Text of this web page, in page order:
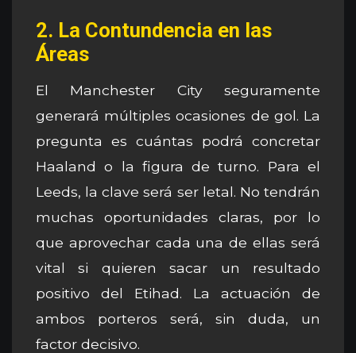
2. La Contundencia en las
Áreas
El Manchester City seguramente
generará múltiples ocasiones de gol. La
pregunta es cuántas podrá concretar
Haaland o la figura de turno. Para el
Leeds, la clave será ser letal. No tendrán
muchas oportunidades claras, por lo
que aprovechar cada una de ellas será
vital si quieren sacar un resultado
positivo del Etihad. La actuación de
ambos porteros será, sin duda, un
factor decisivo.